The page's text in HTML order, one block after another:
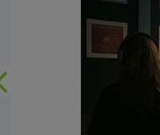
Precedente